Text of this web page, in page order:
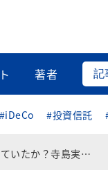
著者
#iDeCo #投資信託
る正念場の日本【前編】